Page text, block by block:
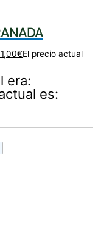
€El precio actual
era:
es: